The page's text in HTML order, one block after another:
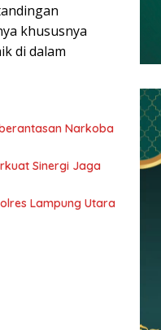
khususnya
di dalam
Narkoba
Sinergi Jaga
Lampung Utara